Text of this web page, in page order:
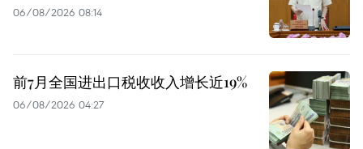
06/08/2026 08:14
前7月全国进出口税收收入增长近19%
06/08/2026 04:27